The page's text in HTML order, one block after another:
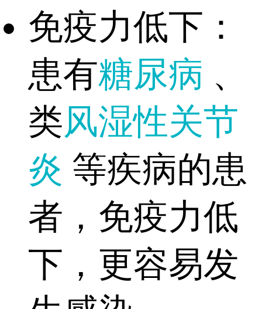
免疫力低下：
患有糖尿病 、
类风湿性关节
炎 等疾病的患
者，免疫力低
下，更容易发